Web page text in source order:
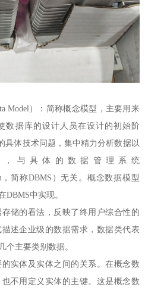
Model）：简称概念模型，主要用来
数据库的设计人员在设计的初始阶
具体技术问题，集中精力分析数据以
与具体的数据管理系统
，简称DBMS）无关。概念数据模型
DBMS中实现。
储的看法，反映了终用户综合性的
述企业级的数据需求，数据类代表
个主要类别数据。
实体及实体之间的关系。在概念数
不用定义实体的主键。这是概念数